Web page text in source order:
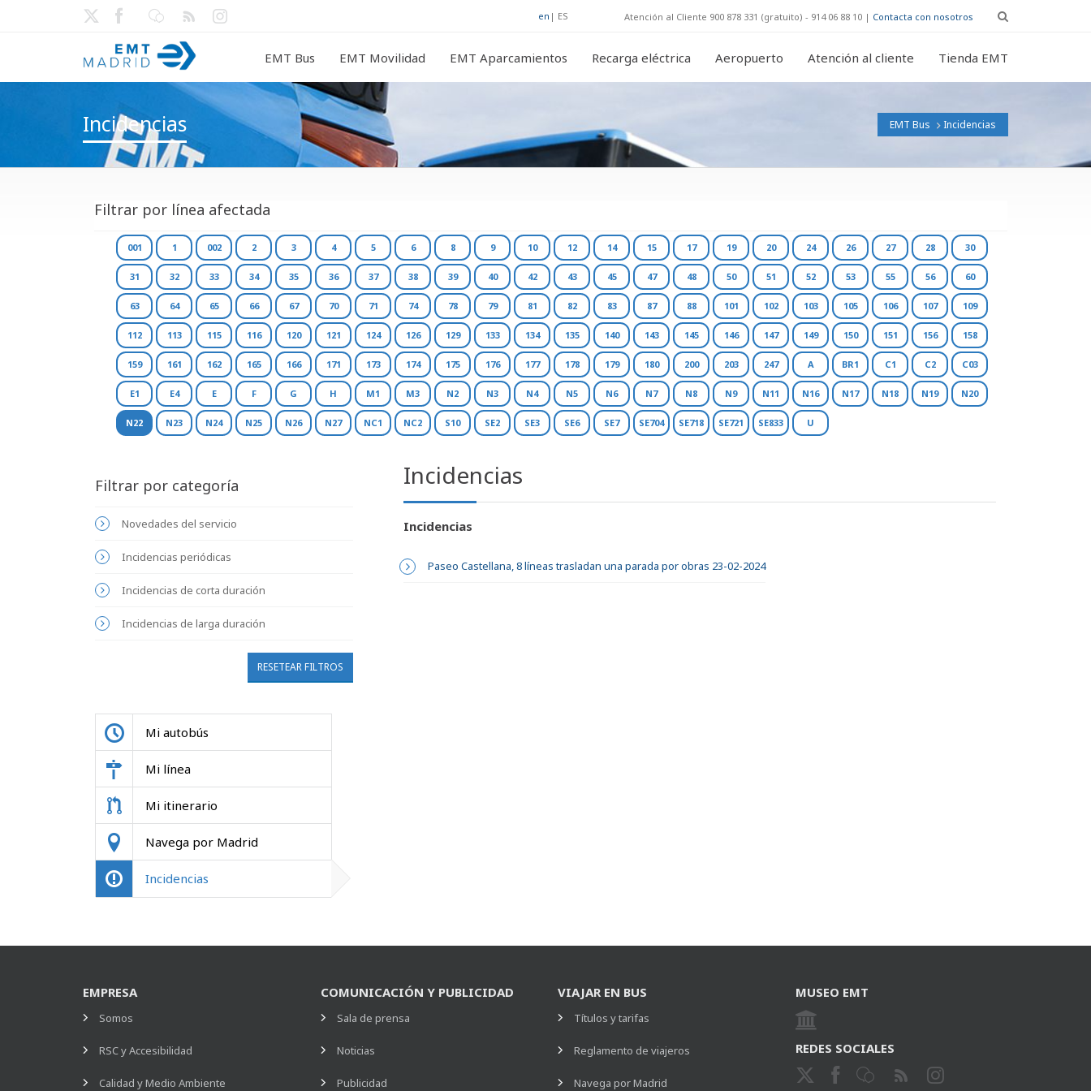
en | ES Atención al Cliente 900 878 331 (gratuito) - 914 06 88 10 | Contacta con nosotros
EMT Bus EMT Movilidad EMT Aparcamientos Recarga eléctrica Aeropuerto Atención al cliente Tienda EMT
Incidencias EMT Bus Incidencias
Filtrar por línea afectada
001 1 002 2 3 4 5 6 8 9 10 12 14 15 17 19 20 24 26 27 28 30
31 32 33 34 35 36 37 38 39 40 42 43 45 47 48 50 51 52 53 55 56 60
63 64 65 66 67 70 71 74 78 79 81 82 83 87 88 101 102 103 105 106 107 109
112 113 115 116 120 121 124 126 129 133 134 135 140 143 145 146 147 149 150 151 156 158
159 161 162 165 166 171 173 174 175 176 177 178 179 180 200 203 247 A BR1 C1 C2 C03
E1 E4 E F G H M1 M3 N2 N3 N4 N5 N6 N7 N8 N9 N11 N16 N17 N18 N19 N20
N22 N23 N24 N25 N26 N27 NC1 NC2 S10 SE2 SE3 SE6 SE7 SE704 SE718 SE721 SE833 U
Filtrar por categoría
Novedades del servicio
Incidencias periódicas
Incidencias de corta duración
Incidencias de larga duración
RESETEAR FILTROS
Mi autobús
Mi línea
Mi itinerario
Navega por Madrid
Incidencias
Incidencias
Incidencias
Paseo Castellana, 8 líneas trasladan una parada por obras 23-02-2024
EMPRESA
Somos
RSC y Accesibilidad
Calidad y Medio Ambiente
COMUNICACIÓN Y PUBLICIDAD
Sala de prensa
Noticias
Publicidad
VIAJAR EN BUS
Títulos y tarifas
Reglamento de viajeros
Navega por Madrid
MUSEO EMT
REDES SOCIALES